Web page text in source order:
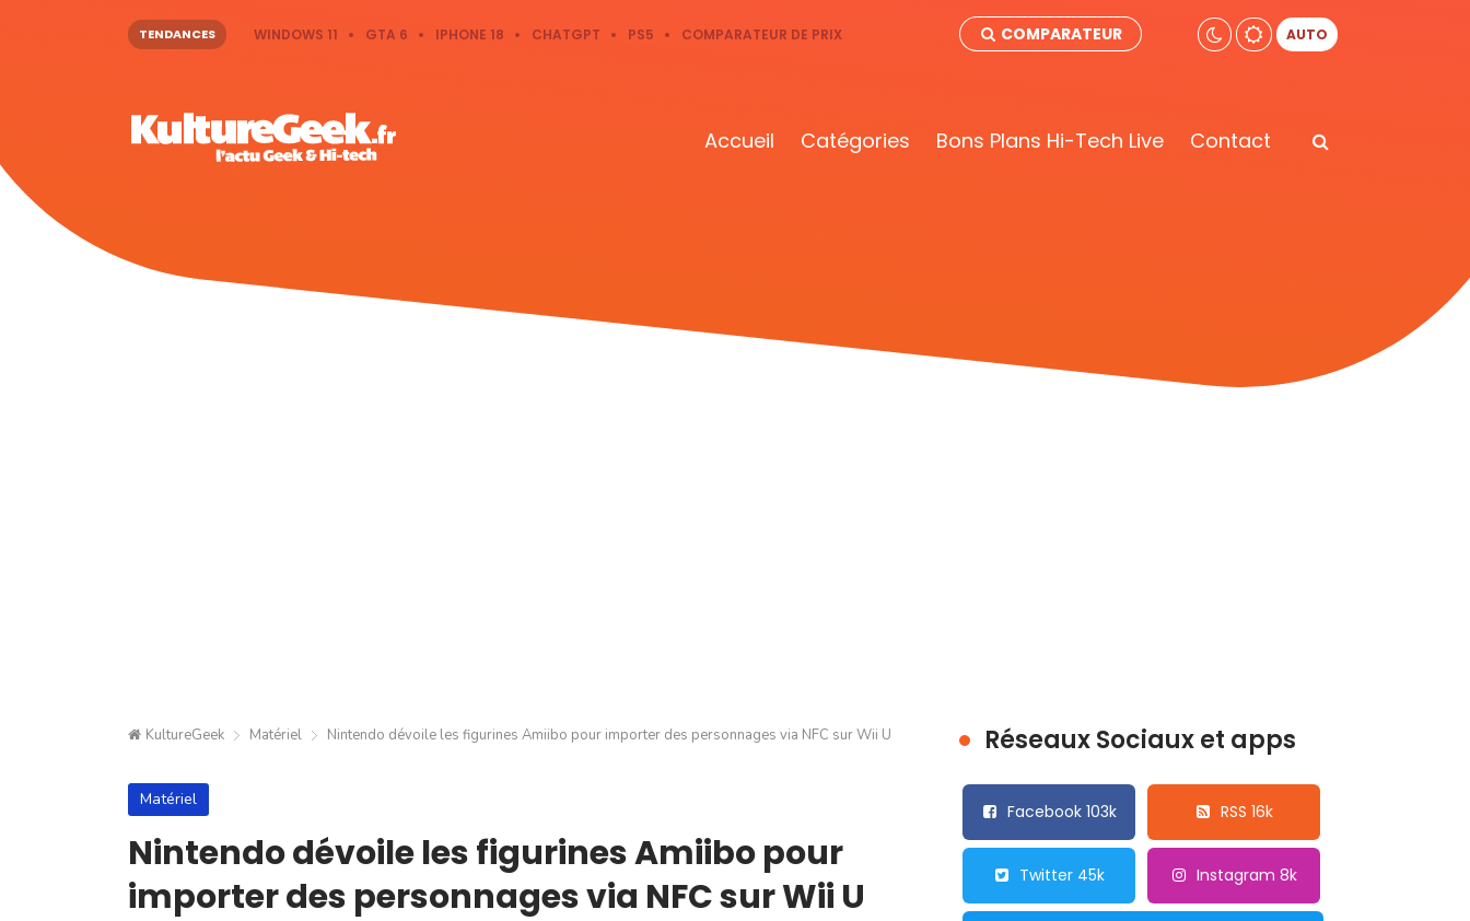
TENDANCES WINDOWS 11 GTA 6 IPHONE 18 CHATGPT PS5 COMPARATEUR DE PRIX COMPARATEUR AUTO
Accueil Catégories Bons Plans Hi-Tech Live Contact
KultureGeek Matériel Nintendo dévoile les figurines Amiibo pour importer des personnages via NFC sur Wii U
Matériel
Nintendo dévoile les figurines Amiibo pour
importer des personnages via NFC sur Wii U
Réseaux Sociaux et apps
Facebook 103k RSS 16k
Twitter 45k Instagram 8k